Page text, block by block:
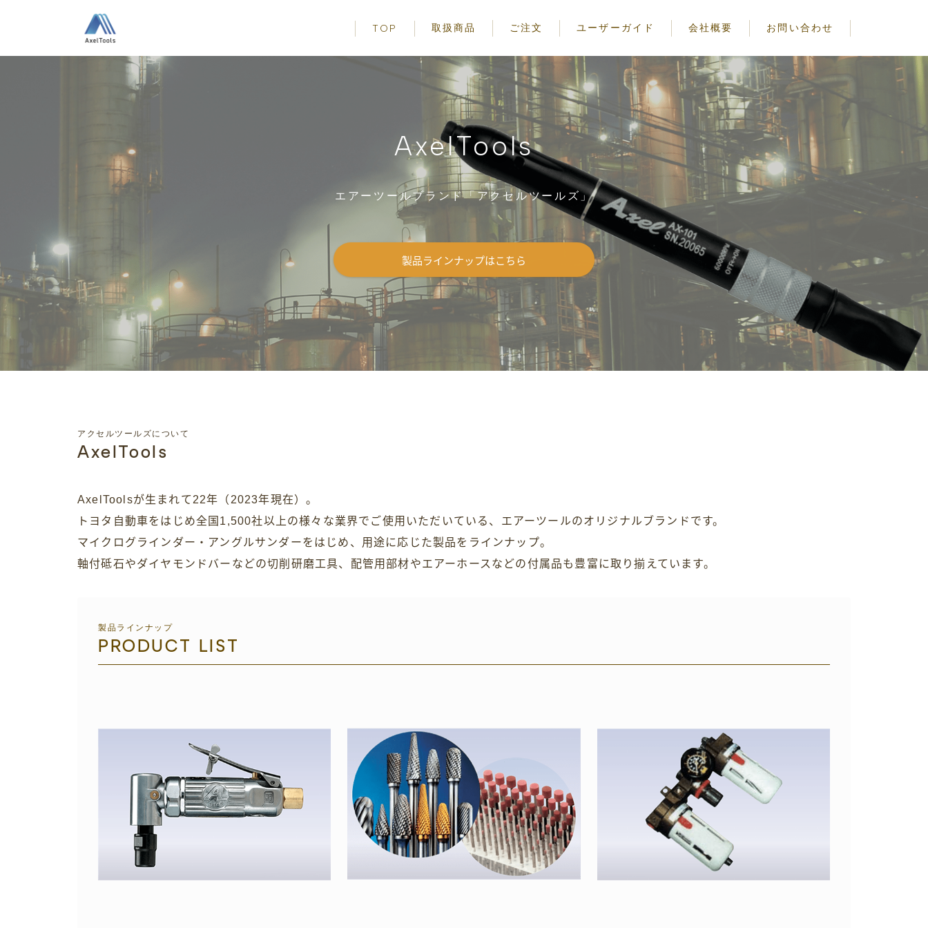
TOP 取扱商品
エアーツール
先端工具
アクセサリー
ご注文 ユーザーガイド
ご使用前の注意事項
安全に関する注意事項
お取り扱いについての注意
事項
保証規定
製品一覧
会社概要 お問い合わせ
AxelTools
エアーツールブランド「アクセルツールズ」
製品ラインナップはこちら
アクセルツールズについて
AxelTools
AxelToolsが生まれて22年（2023年現在）。
トヨタ自動車をはじめ全国1,500社以上の様々な業界でご使用いただいている、エアーツールのオリジナルブランドです。
マイクログラインダー・アングルサンダーをはじめ、用途に応じた製品をラインナップ。
軸付砥石やダイヤモンドバーなどの切削研磨工具、配管用部材やエアーホースなどの付属品も豊富に取り揃えています。
製品ラインナップ
PRODUCT LIST